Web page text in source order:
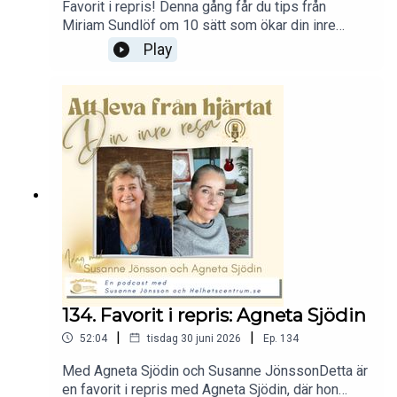
Favorit i repris! Denna gång får du tips från
Miriam Sundlöf om 10 sätt som ökar din inre
styrka och din glädje. Vi tappar alla energi ibland
och när det sker underlättar det att ha enkla
verktyg som hjälper dig att komma i balans
igen.Miriam Sundlöf är certifierad Helhetsterapeut
och lärare i Helhetscentrum. Hon berättar om sina
erfarenheter av prestationsångest och hur hon har
hanterat den. Du får också tips på vad du kan göra
för att inte låta din prestationsångest hindra dig i
din vardag.Du kan läsa mer om Miriam Sundlöf
här: Miriam Sundlöf, Hässleholm •
HelhetsCentrumVarmt välkommen till ett nytt
avsnitt av podden Att Leva från hjärtat – Din inre
resa.Utforska mer:✦ Hemsida: helhetscentrum.se
Play
134. Favorit i repris: Agneta Sjödin
52:04 | tisdag 30 juni 2026 | Ep. 134
Med Agneta Sjödin och Susanne JönssonDetta är
en favorit i repris med Agneta Sjödin, där hon